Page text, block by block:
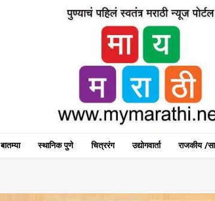
बातम्या स्थानिक पुणे चित्ररंग उद्योगवार्ता राजकीय /